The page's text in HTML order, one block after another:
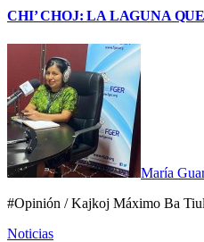
CHI’ CHOJ: LA LAGUNA
María
#Opinión / Kajkoj Máximo Ba Tiul
Noticias